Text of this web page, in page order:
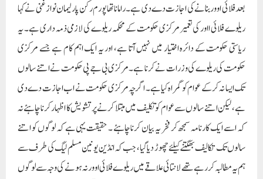
بعد فلائی اوور بنانے کی اجازت دے دی ہے۔راماناتھا پورم رکن پارلیمان نواز غنی نے کہا
ریلوے فلائی ااور کی تعمیر مرکزی حکومت کے محکمہ ریلوے کی لازمی ذمہ داری ہے۔ یہ
ریاستی حکومت کے دائرہ اختیار میں نہیں آتا ہے، اور یہ ایک اہم کام ہے جسے مرکزی
حکومت کی ریلوے کی وزرات نے کرنا ہے۔ مرکزی بی جے پی حکومت نے اتنے سالوں
تک ایسا نہ کرکے عوام کو گمراہ کیا ہے۔ اگرچہ مرکزی حکومت نے اب اجازت دے دی
ہے ، لیکن اتنے سالوں سے عوام کو تکلیف میں مبتلا کرنے پرتشویش کا اظہا رکرنا چاہئے نہ
کہ اسے ایک کارنامہ سمجھ کر فخر یہ بیان کرنا چاہئے ۔ حقیقت یہی ہے کہ لوگوں کو اتنے
سالوں تک تکالیف بھگتنے کیلئے چھوڑ دیا گیا ، جب کہ انڈین یونین مسلم لیگ کی طرف سے
ہم یہ مطالبہ کررہے تھے لانتائی علاقے میں ریلوے فلائی اوور نہ ہونے کی وجہ سے لوگوں